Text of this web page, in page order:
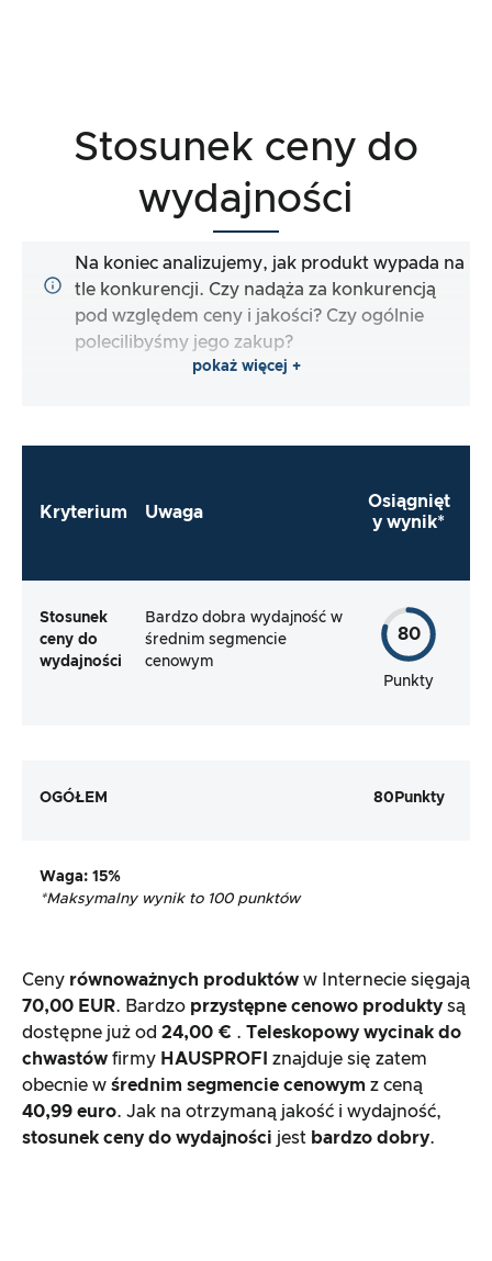
Stosunek ceny do
wydajności
Na koniec analizujemy, jak produkt wypada na
tle konkurencji. Czy nadąża za konkurencją
pod względem ceny i jakości? Czy ogólnie
polecilibyśmy jego zakup?
pokaż więcej +
Kryterium Uwaga
Osiągnięt
y wynik*
Stosunek
ceny do
wydajności
Bardzo dobra wydajność w
średnim segmencie
cenowym
80
Punkty
OGÓŁEM 80 Punkty
Waga: 15%
*Maksymalny wynik to 100 punktów
Ceny równoważnych produktów w Internecie sięgają
70,00 EUR. Bardzo przystępne cenowo produkty są
dostępne już od 24,00 € . Teleskopowy wycinak do
chwastów firmy HAUSPROFI
znajduje się zatem
obecnie w średnim segmencie cenowym z ceną
40,99 euro. Jak na otrzymaną jakość i wydajność,
stosunek ceny do wydajności jest bardzo dobry.